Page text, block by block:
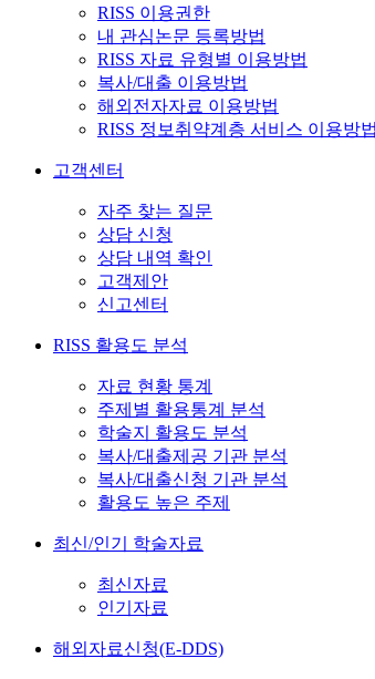
RISS 이용권한
내 관심논문 등록방법
RISS 자료 유형별 이용방법
복사/대출 이용방법
해외전자자료 이용방법
RISS 정보취약계층 서비스 이용방법
고객센터
자주 찾는 질문
상담 신청
상담 내역 확인
고객제안
신고센터
RISS 활용도 분석
자료 현황 통계
주제별 활용통계 분석
학술지 활용도 분석
복사/대출제공 기관 분석
복사/대출신청 기관 분석
활용도 높은 주제
최신/인기 학술자료
최신자료
인기자료
해외자료신청(E-DDS)